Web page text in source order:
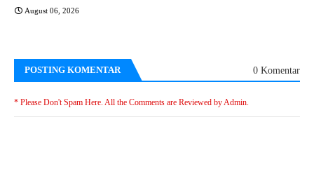
August 06, 2026
POSTING KOMENTAR 0 Komentar
* Please Don't Spam Here. All the Comments are Reviewed by Admin.